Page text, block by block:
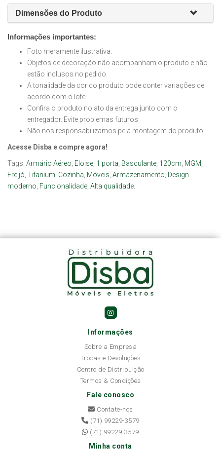
Dimensões do Produto
Informações importantes:
Foto meramente ilustrativa.
Objetos de decoração não acompanham o produto e não
estão inclusos no pedido.
A tonalidade da cor do produto pode conter variações de
acordo com o lote.
Confira o produto no ato da entrega junto com o
entregador. Evite problemas futuros.
Não nos responsabilizamos pela montagem do produto.
Acesse Disba e compre agora!
Tags: Armário Aéreo Eloise 1 porta Basculante 120cm MGM
Freijó Titanium Cozinha Móveis Armazenamento Design
moderno Funcionalidade Alta qualidade.
Informações
Sobre a Empresa
Trocas e Devoluções
Centro de Distribuição
Termos & Condições
Fale conosco
Contate-nos
(71) 99229-3579
(71) 99229-3579
Minha conta